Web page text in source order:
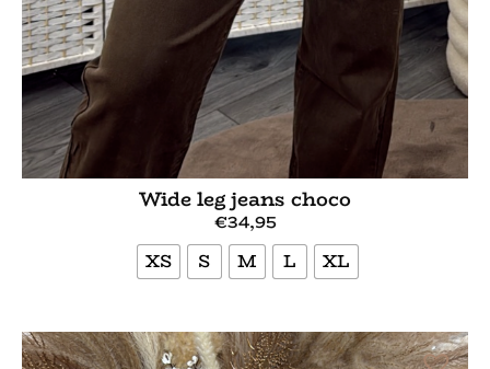
Wide leg jeans choco
€34,95
XS
S M L XL